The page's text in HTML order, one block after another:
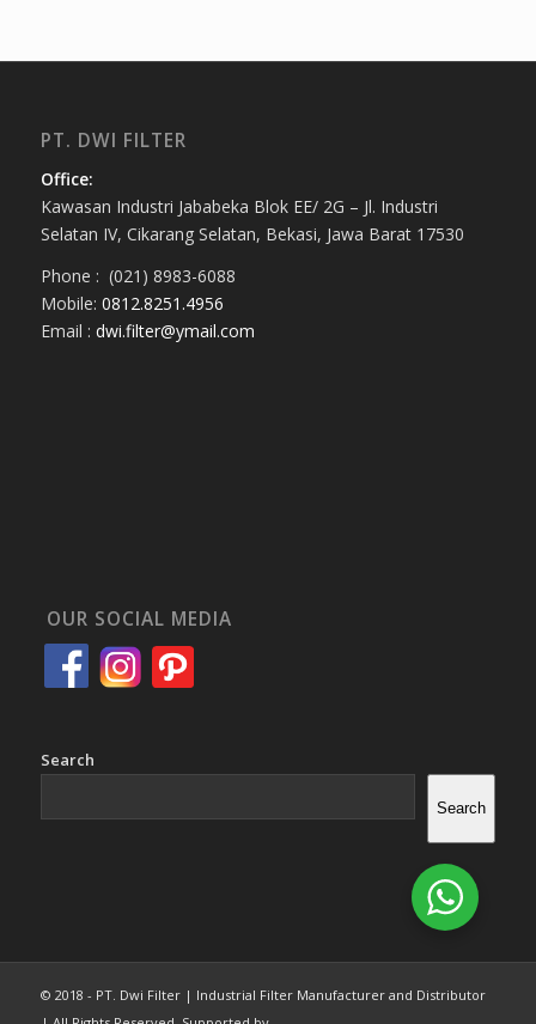
PT. DWI FILTER
Office:
Kawasan Industri Jababeka Blok EE/ 2G – Jl. Industri
Selatan IV, Cikarang Selatan, Bekasi, Jawa Barat 17530
Phone : (021) 8983-6088
Mobile: 0812.8251.4956
Email : dwi.filter@ymail.com
OUR SOCIAL MEDIA
Search
Search
© 2018 - PT. Dwi Filter | Industrial Filter Manufacturer and Distributor